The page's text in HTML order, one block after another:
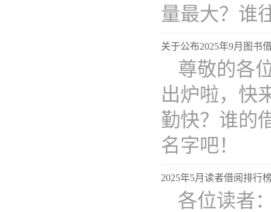
量最大？谁
关于公布2025年9月图书
尊敬的各
出炉啦，快
勤快？谁的
名
2025年5月读者借阅排行
各位读者